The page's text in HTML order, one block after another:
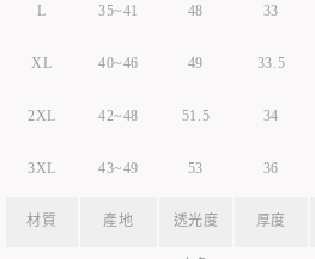
L 35~41 48 33
XL 40~46 49 33.5
2XL 42~48 51.5 34
3XL 43~49 53 36
材質 產地 透光度 厚度